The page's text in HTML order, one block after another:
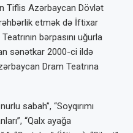
Tiflis Azərbaycan Dövlət
etmək də İftixar
bərpasını uğurla
sənətkar 2000-ci ildə
Dram Teatrına
sabah”, “Soyqırımı
“Qalx ayağa